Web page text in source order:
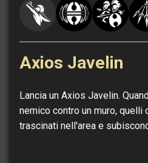
Axios Javelin
Lancia un Axios Javelin.
nemico contro un muro, quelli
trascinati nell'area e